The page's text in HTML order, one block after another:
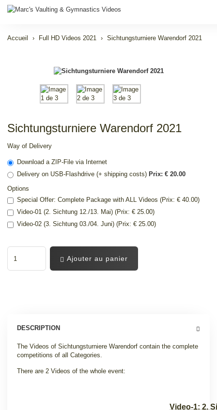
Accueil Full HD Videos 2021 Sichtungsturniere Warendorf 2021
Sichtungsturniere Warendorf 2021
Way of Delivery
Download a ZIP-File via Internet
Delivery on USB-Flashdrive (+ shipping costs) Prix: € 20.00
Options
Special Offer: Complete Package with ALL Videos (Prix: € 40.00)
Video-01 (2. Sichtung 12./13. Mai) (Prix: € 25.00)
Video-02 (3. Sichtung 03./04. Juni) (Prix: € 25.00)
Ajouter au panier
DESCRIPTION
The Videos of Sichtungsturniere Warendorf contain the complete
competitions of all Categories.
There are 2 Videos of the whole event:
Video-1: 2.